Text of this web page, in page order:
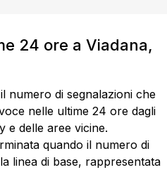
24 ore a Viadana,
numero di segnalazioni che
nelle ultime 24 ore dagli
e delle aree vicine.
quando il numero di
linea di base, rappresentata